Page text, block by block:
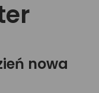
nowa